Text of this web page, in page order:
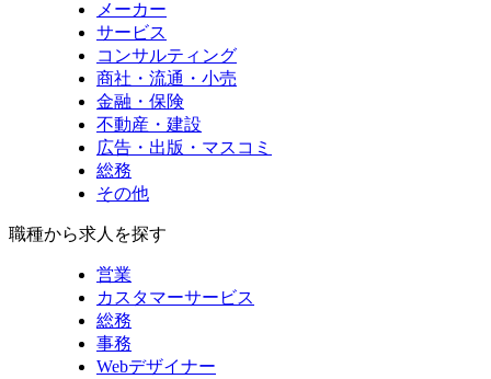
メーカー
サービス
コンサルティング
商社・流通・小売
金融・保険
不動産・建設
広告・出版・マスコミ
総務
その他
職種から求人を探す
営業
カスタマーサービス
総務
事務
Webデザイナー